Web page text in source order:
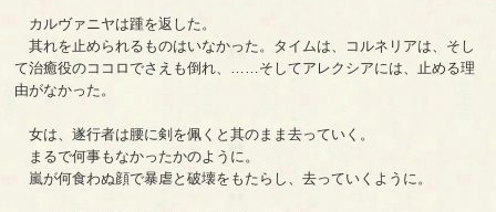
カルヴァニヤは踵を返した。
其れを止められるものはいなかった。タイムは、コルネリアは、そし
て治癒役のココロでさえも倒れ、……そしてアレクシアには、止める理
由がなかった。
女は、遂行者は腰に剣を佩くと其のまま去っていく。
まるで何事もなかったかのように。
嵐が何食わぬ顔で暴虐と破壊をもたらし、去っていくように。